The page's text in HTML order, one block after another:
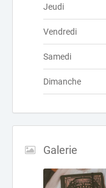
Jeudi
Vendredi
Samedi
Dimanche
Galerie